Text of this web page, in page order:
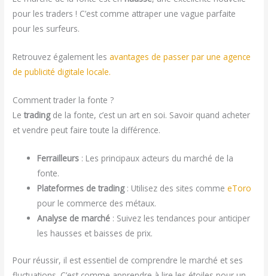
pour les traders ! C’est comme attraper une vague parfaite
pour les surfeurs.
Retrouvez également lesavantages de passer par une agence
de publicité digitale locale.
Comment trader la fonte ?
Letradingde la fonte, c’est un art en soi. Savoir quand acheter
et vendre peut faire toute la différence.
Ferrailleurs : Les principaux acteurs du marché de la
fonte.
Plateformes de trading : Utilisez des sites commeeToro
pour le commerce des métaux.
Analyse de marché : Suivez les tendances pour anticiper
les hausses et baisses de prix.
Pour réussir, il est essentiel de comprendre le marché et ses